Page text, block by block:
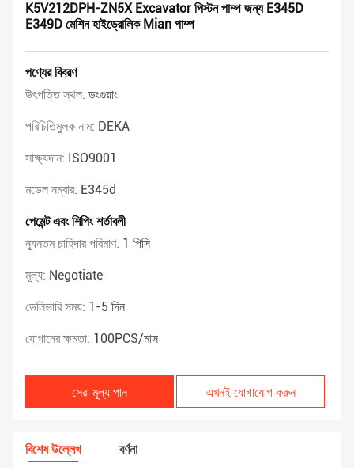
K5V212DPH-ZN5X Excavator পিস্টন পাম্প জন্য E345D
E349D মেশিন হাইড্রোলিক Mian পাম্প
পণ্যের বিবরণ
উৎপত্তি স্থল: ডংগুয়াং
পরিচিতিমুলক নাম: DEKA
সাক্ষ্যদান: ISO9001
মডেল নম্বার: E345d
পেমেন্ট এবং শিপিং শর্তাবলী
ন্যূনতম চাহিদার পরিমাণ: 1 পিসি
মূল্য: Negotiate
ডেলিভারি সময়: 1-5 দিন
যোগানের ক্ষমতা: 100PCS/মাস
সেরা মূল্য পান এখনই যোগাযোগ করুন
বিশেষ উল্লেখ বর্ণনা